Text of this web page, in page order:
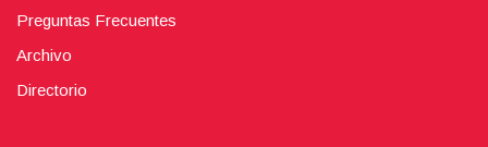
Preguntas Frecuentes
Archivo
Directorio